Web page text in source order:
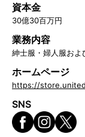
資本金
30億30百万円
業務内容
紳士服・婦人服およ
ホームページ
https://
SNS